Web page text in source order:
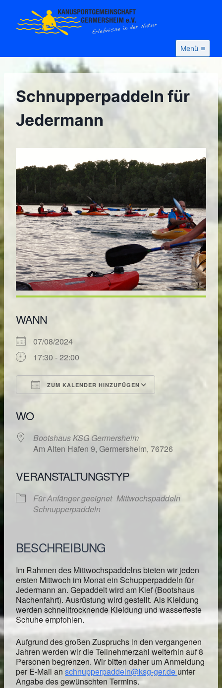
Inhalt
springen
Menü
Schnupperpaddeln für
Jedermann
WANN
07/08/2024
17:30 - 22:00
ZUM KALENDER HINZUFÜGEN
Google
WO
Bootshaus KSG Germersheim
Am Alten Hafen 9, Germersheim, 76726
VERANSTALTUNGSTYP
Für Anfänger geeignet Mittwochspaddeln
Schnupperpaddeln
BESCHREIBUNG
Im Rahmen des Mittwochspaddelns bieten wir jeden
ersten Mittwoch im Monat ein Schupperpaddeln für
Jedermann an. Gepaddelt wird am Kief (Bootshaus
Nachenfahrt). Ausrüstung wird gestellt. Als Kleidung
werden schnelltrocknende Kleidung und wasserfeste
Schuhe empfohlen.
Aufgrund des großen Zuspruchs in den vergangenen
Jahren werden wir die Teilnehmerzahl weiterhin auf 8
Personen begrenzen. Wir bitten daher um Anmeldung
per E-Mail an schnupperpaddeln@ksg-ger.de unter
Angabe des gewünschten Termins.